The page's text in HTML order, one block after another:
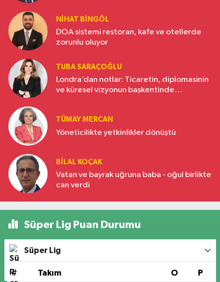
NIHAT BINGÖL
DOA sistemi restoran, kafe ve otellerde
zorunlu oluyor
TUBA SARAÇOĞLU
Londra’dan notlar: Ticaretin, diplomasinin
ve küresel vizyonun başkentinde
TÜMAY MERCAN
Yöneticilikte yetkinlikler dönüştü
BILAL KOÇAK
Vatan ve bayrak uğruna baba - oğul birlikte
can verdi
Süper Lig Puan Durumu
Süper Lig
# Takım O P